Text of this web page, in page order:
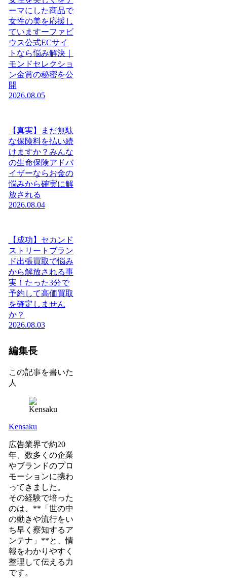
ーマにした商品で
女性の美を応援し
ていますーファビ
ウス公式ECサイ
トなら悩み解決｜
モンドセレクショ
ン金賞の秘密を公
開
2026.08.05
【真実】まだ無駄
な保険料を払い続
けますか？みんな
の生命保険アドバ
イザーならお金の
悩みから確実に解
放される
2026.08.04
【成功】セカンド
ストリートブラン
ド出張買取で悩み
から解放される事
実！たった3分で
予約して高価買取
を確定しません
か？
2026.08.03
編集長
この記事を書いた
人
Kensaku
広告業界で約20
年、数多くの企業
やブランドのプロ
モーションに携わ
ってきました。
その経験で培った
のは、**「世の中
の動きや流行をい
ち早く察知するア
ンテナ」**と、情
報をわかりやすく
整理して伝える力
です。